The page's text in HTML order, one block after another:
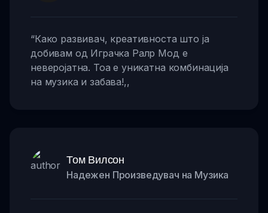
“Како развивач, креативноста што ја
добивам од Играчка Ралр Мод е
неверојатна. Тоа е уникатна комбинација
на музика и забава!,,
Том Вилсон
Надежен Произведувач на Музика